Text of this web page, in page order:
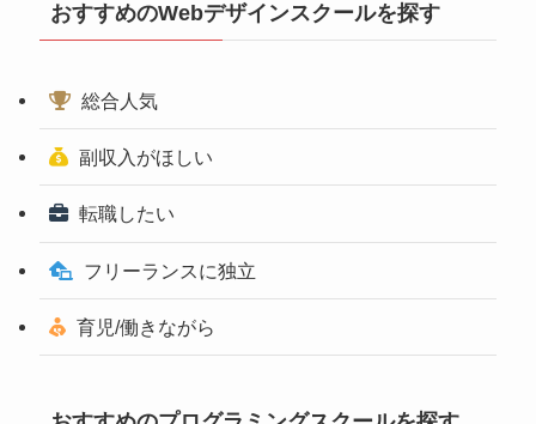
おすすめのWebデザインスクールを探す
総合人気
副収入がほしい
転職したい
フリーランスに独立
育児/働きながら